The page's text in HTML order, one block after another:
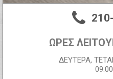
ΩΡΕΣ
ΔΕΥΤΕΡΑ,